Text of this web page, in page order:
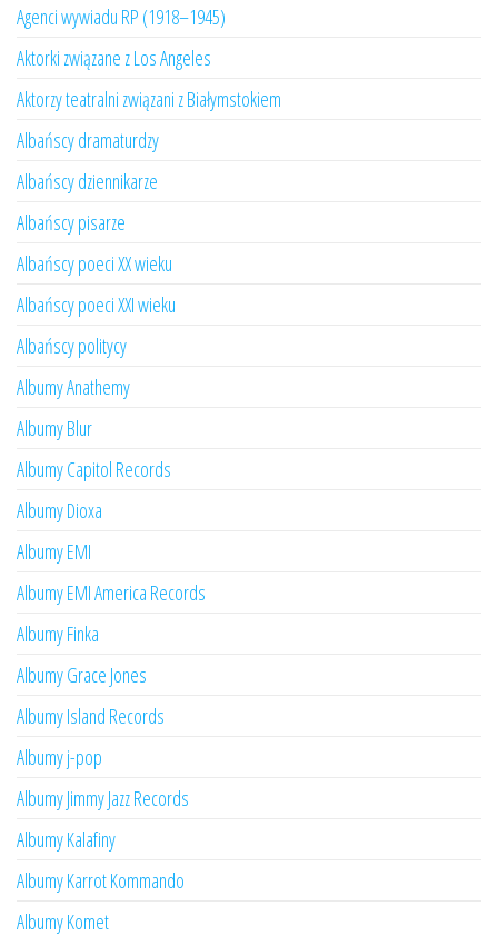
Agenci wywiadu RP (1918–1945)
Aktorki związane z Los Angeles
Aktorzy teatralni związani z Białymstokiem
Albańscy dramaturdzy
Albańscy dziennikarze
Albańscy pisarze
Albańscy poeci XX wieku
Albańscy poeci XXI wieku
Albańscy politycy
Albumy Anathemy
Albumy Blur
Albumy Capitol Records
Albumy Dioxa
Albumy EMI
Albumy EMI America Records
Albumy Finka
Albumy Grace Jones
Albumy Island Records
Albumy j-pop
Albumy Jimmy Jazz Records
Albumy Kalafiny
Albumy Karrot Kommando
Albumy Komet